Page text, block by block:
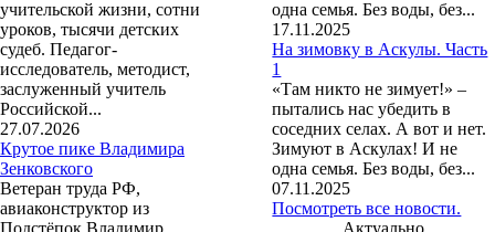
учительской жизни, сотни
уроков, тысячи детских
судеб. Педагог-
исследователь, методист,
заслуженный учитель
Российской...
27.07.2026
Крутое пике Владимира
Зенковского
Ветеран труда РФ,
авиаконструктор из
одна семья. Без воды, без...
17.11.2025
На зимовку в Аскулы. Часть
1
«Там никто не зимует!» –
пытались нас убедить в
соседних селах. А вот и нет.
Зимуют в Аскулах! И не
одна семья. Без воды, без...
07.11.2025
Посмотреть все новости.